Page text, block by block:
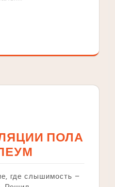
ПОЛА
где слышимость –